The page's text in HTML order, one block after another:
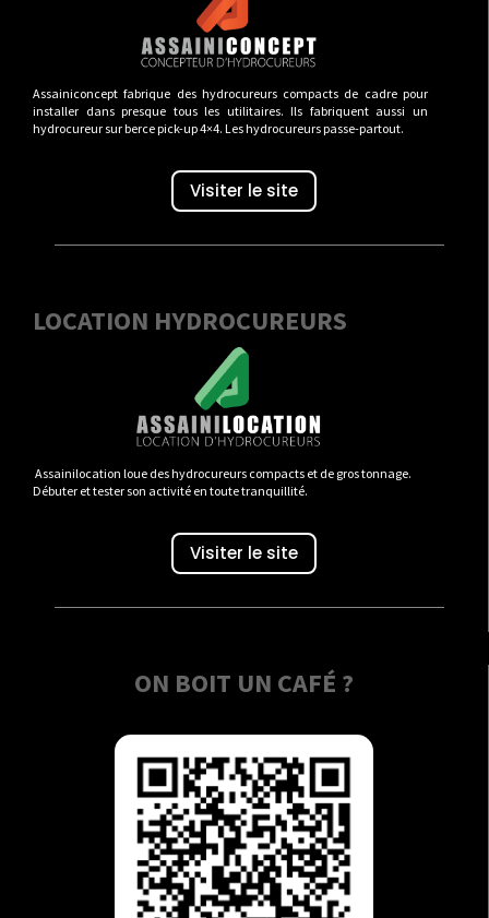
Assainiconcept fabrique des hydrocureurs compacts de cadre pour
installer dans presque tous les utilitaires. Ils fabriquent aussi un
hydrocureur sur berce pick-up 4×4. Les hydrocureurs passe-partout.
Visiter le site
LOCATION HYDROCUREURS
Assainilocation loue des hydrocureurs compacts et de gros tonnage.
Débuter et tester son activité en toute tranquillité.
Visiter le site
ON BOIT UN CAFÉ ?